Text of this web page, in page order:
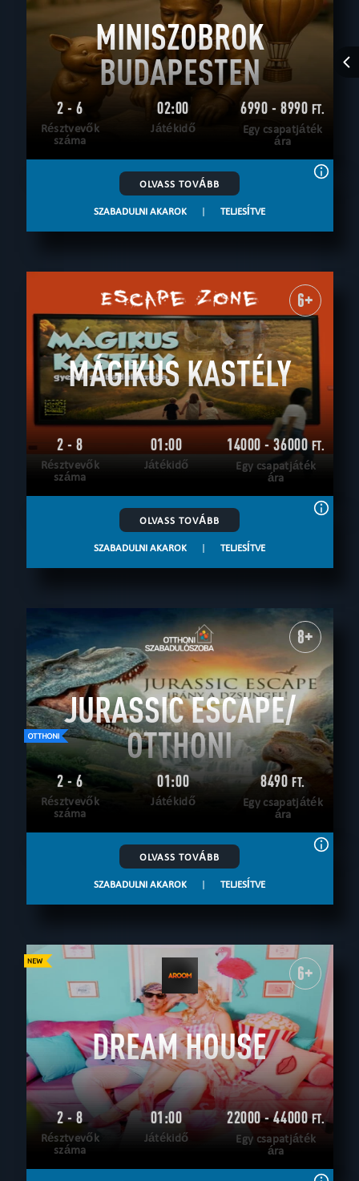
MINISZOBROK
BUDAPESTEN
2 - 6
Résztvevők
száma
02:00
Játékidő
6990 - 8990 FT.
Egy csapatjáték
ára
OLVASS TOVÁBB
SZABADULNI AKAROK | TELJESÍTVE
6+
MÁGIKUS KASTÉLY
2 - 8
Résztvevők
száma
01:00
Játékidő
14000 - 36000FT.
Egy csapatjáték
ára
OLVASS TOVÁBB
SZABADULNI AKAROK | TELJESÍTVE
8+
JURASSIC ESCAPE/
OTTHONI
2 - 6
Résztvevők
száma
01:00
Játékidő
8490FT.
Egy csapatjáték
ára
OLVASS TOVÁBB
SZABADULNI AKAROK | TELJESÍTVE
6+
DREAM HOUSE
2 - 8
Résztvevők
száma
01:00
Játékidő
22000 - 44000FT.
Egy csapatjáték
ára